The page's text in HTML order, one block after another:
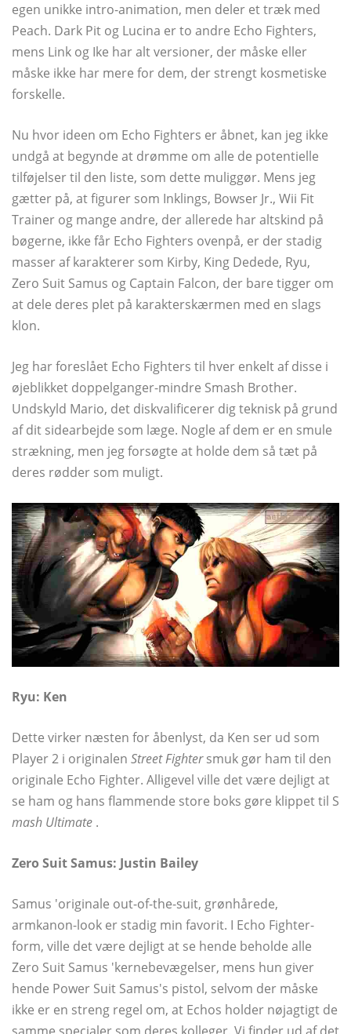
egen unikke intro-animation, men deler et træk med
Peach. Dark Pit og Lucina er to andre Echo Fighters,
mens Link og Ike har alt versioner, der måske eller
måske ikke har mere for dem, der strengt kosmetiske
forskelle.
Nu hvor ideen om Echo Fighters er åbnet, kan jeg ikke
undgå at begynde at drømme om alle de potentielle
tilføjelser til den liste, som dette muliggør. Mens jeg
gætter på, at figurer som Inklings, Bowser Jr., Wii Fit
Trainer og mange andre, der allerede har altskind på
bøgerne, ikke får Echo Fighters ovenpå, er der stadig
masser af karakterer som Kirby, King Dedede, Ryu,
Zero Suit Samus og Captain Falcon, der bare tigger om
at dele deres plet på karakterskærmen med en slags
klon.
Jeg har foreslået Echo Fighters til hver enkelt af disse i
øjeblikket doppelganger-mindre Smash Brother.
Undskyld Mario, det diskvalificerer dig teknisk på grund
af dit sidearbejde som læge. Nogle af dem er en smule
strækning, men jeg forsøgte at holde dem så tæt på
deres rødder som muligt.
Ryu: Ken
Dette virker næsten for åbenlyst, da Ken ser ud som
Player 2 i originalen Street Fightersmuk gør ham til den
originale Echo Fighter. Alligevel ville det være dejligt at
se ham og hans flammende store boks gøre klippet til S
mash Ultimate .
Zero Suit Samus: Justin Bailey
Samus 'originale out-of-the-suit, grønhårede,
armkanon-look er stadig min favorit. I Echo Fighter-
form, ville det være dejligt at se hende beholde alle
Zero Suit Samus 'kernebevægelser, mens hun giver
hende Power Suit Samus's pistol, selvom der måske
ikke er en streng regel om, at Echos holder nøjagtigt de